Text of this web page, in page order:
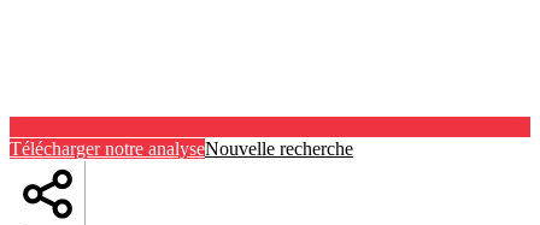
Télécharger notre analyseNouvelle recherche